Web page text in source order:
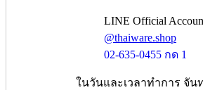
LINE Official
@thaiware.shop
02-635-0455 กด 1
ในวันและเวลาทำการ จัน